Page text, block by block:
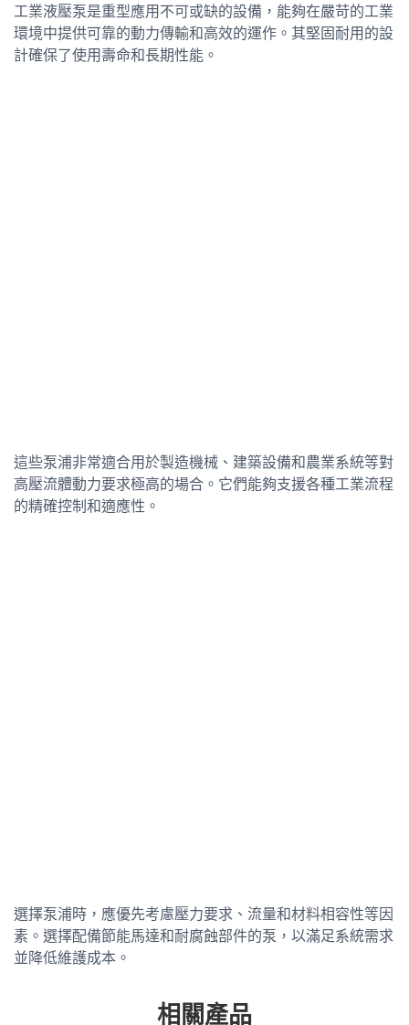
工業液壓泵是重型應用不可或缺的設備，能夠在嚴苛的工業
環境中提供可靠的動力傳輸和高效的運作。其堅固耐用的設
計確保了使用壽命和長期性能。
這些泵浦非常適合用於製造機械、建築設備和農業系統等對
高壓流體動力要求極高的場合。它們能夠支援各種工業流程
的精確控制和適應性。
選擇泵浦時，應優先考慮壓力要求、流量和材料相容性等因
素。選擇配備節能馬達和耐腐蝕部件的泵，以滿足系統需求
並降低維護成本。
相關產品